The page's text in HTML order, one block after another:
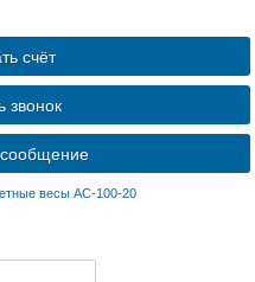
счёт
звонок
весы АС-100-20